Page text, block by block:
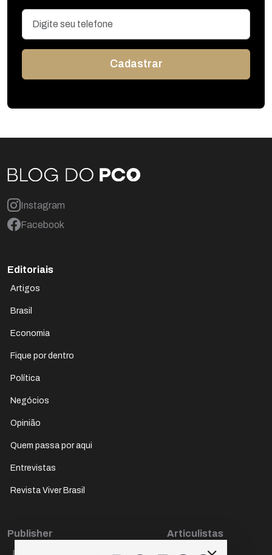
Instagram
Facebook
Editoriais
Artigos
Brasil
Economia
Fique por dentro
Política
Negócios
Opinião
Quem passa por aqui
Entrevistas
Revista Viver Brasil
Publisher
Articulistas